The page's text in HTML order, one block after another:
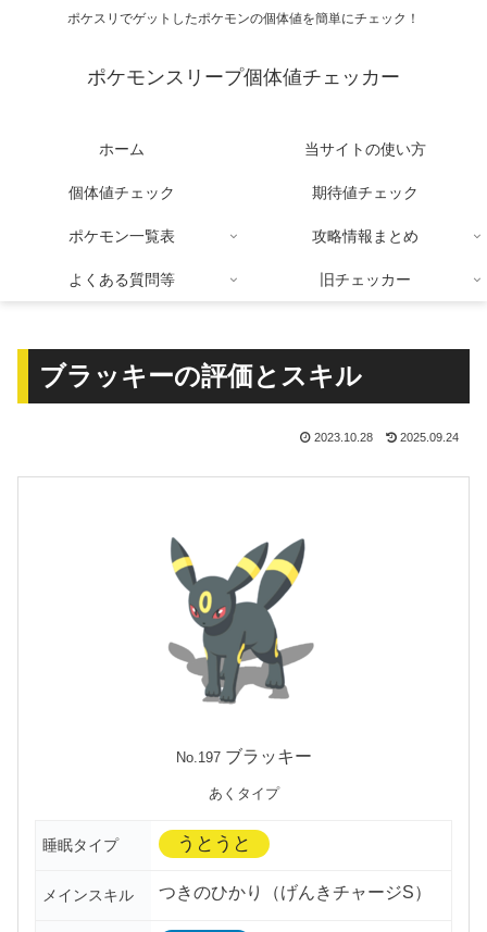
ポケスリでゲットしたポケモンの個体値を簡単にチェック！
ポケモンスリープ個体値チェッカー
ホーム 当サイトの使い方
個体値チェック 期待値チェック
ポケモン一覧表 攻略情報まとめ
よくある質問等 旧チェッカー
ブラッキーの評価とスキル
2023.10.28 2025.09.24
No.197ブラッキー
あくタイプ
睡眠タイプ うとうと
メインスキル つきのひかり（げんきチャージS）